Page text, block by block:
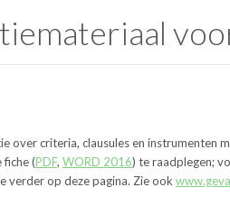
over criteria, clausules en instrumenten
fiche (PDF, WORD 2016) te raadplegen;
verder op deze pagina. Zie ook